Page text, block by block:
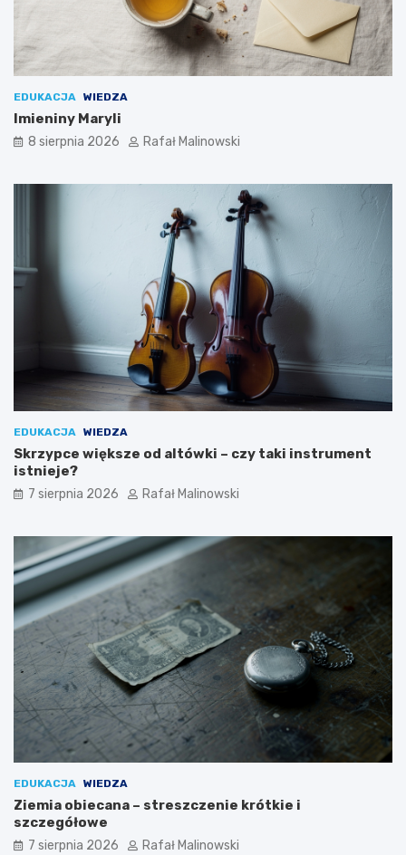
EDUKACJA WIEDZA
Imieniny Maryli
8 sierpnia 2026 Rafał Malinowski
EDUKACJA WIEDZA
Skrzypce większe od altówki – czy taki instrument
istnieje?
7 sierpnia 2026 Rafał Malinowski
EDUKACJA WIEDZA
Ziemia obiecana – streszczenie krótkie i
szczegółowe
7 sierpnia 2026 Rafał Malinowski